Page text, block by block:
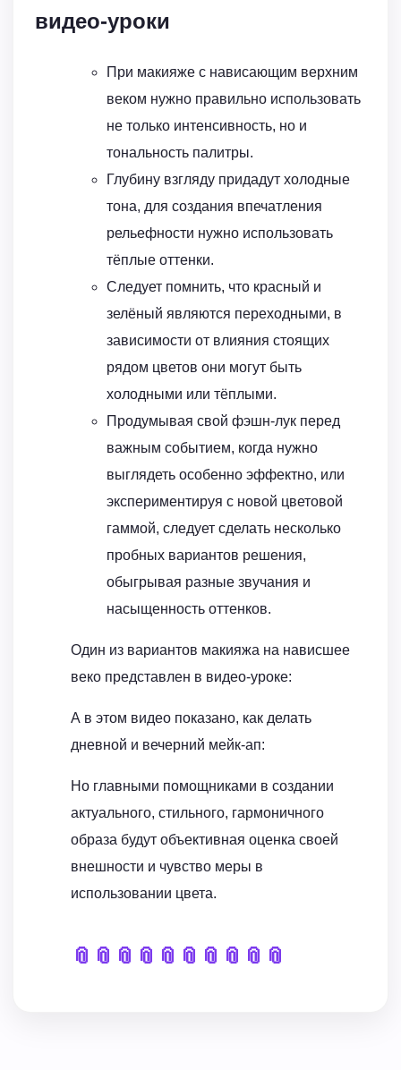
видео-уроки
При макияже с нависающим верхним
веком нужно правильно использовать
не только интенсивность, но и
тональность палитры.
Глубину взгляду придадут холодные
тона, для создания впечатления
рельефности нужно использовать
тёплые оттенки.
Следует помнить, что красный и
зелёный являются переходными, в
зависимости от влияния стоящих
рядом цветов они могут быть
холодными или тёплыми.
Продумывая свой фэшн-лук перед
важным событием, когда нужно
выглядеть особенно эффектно, или
экспериментируя с новой цветовой
гаммой, следует сделать несколько
пробных вариантов решения,
обыгрывая разные звучания и
насыщенность оттенков.
Один из вариантов макияжа на нависшее
веко представлен в видео-уроке:
А в этом видео показано, как делать
дневной и вечерний мейк-ап:
Но главными помощниками в создании
актуального, стильного, гармоничного
образа будут объективная оценка своей
внешности и чувство меры в
использовании цвета.
📎 📎 📎 📎 📎 📎 📎 📎 📎 📎